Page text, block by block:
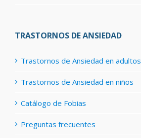
TRASTORNOS DE ANSIEDAD
Trastornos de Ansiedad en adultos
Trastornos de Ansiedad en niños
Catálogo de Fobias
Preguntas frecuentes